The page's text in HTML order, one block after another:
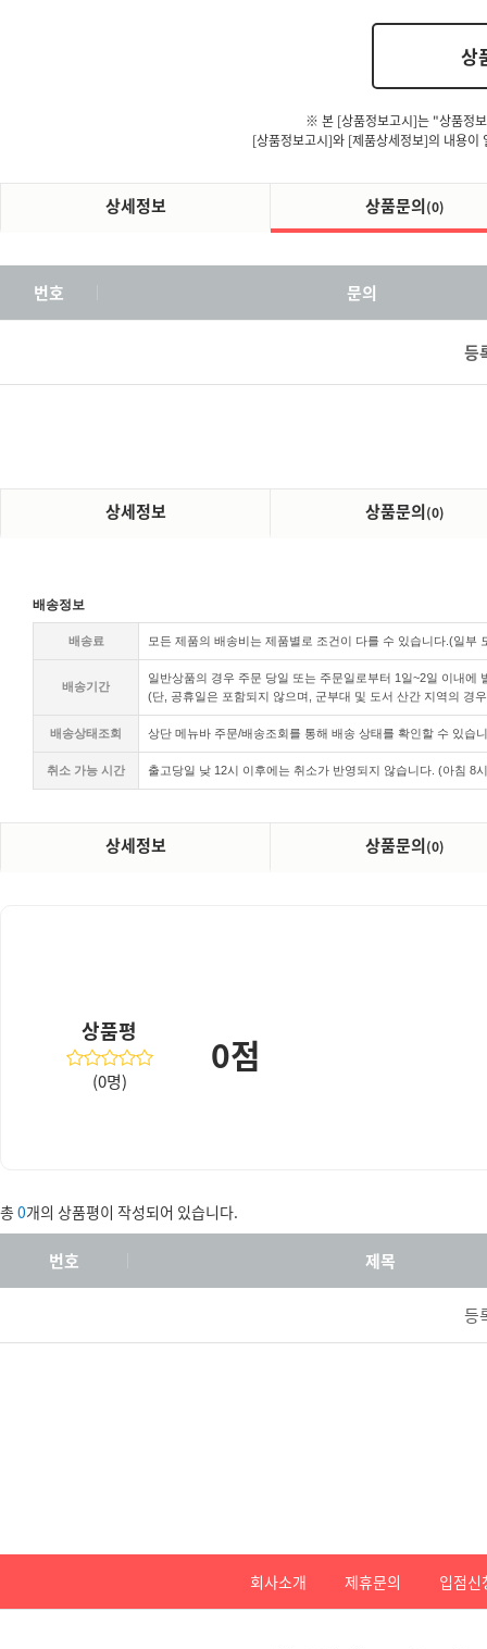
상
※ 본 [상품정보고시]는 "상품정
[상품정보고시]와 [제품상세정보]의 내용이
상세정보 상품문의(0)
번호 문의
등
상세정보 상품문의(0)
배송정보
배송료 모든 제품의 배송비는 제품별로 조건이 다를 수 있습니다.(일
배송기간
일반상품의 경우 주문 당일 또는 주문일로부터 1일~2일 이내
(단, 공휴일은 포함되지 않으며, 군부대 및 도서 산간 지역의 경
배송상태조회 상단 메뉴바 주문/배송조회를 통해 배송 상태를 확인할 수 있습
취소 가능 시간 출고당일 낮 12시 이후에는 취소가 반영되지 않습니다. (아침 8
상세정보 상품문의(0)
상품평
(0명)
0점
총 0개의 상품평이 작성되어 있습니다.
번호 제목
등
회사소개 제휴문의 입점신